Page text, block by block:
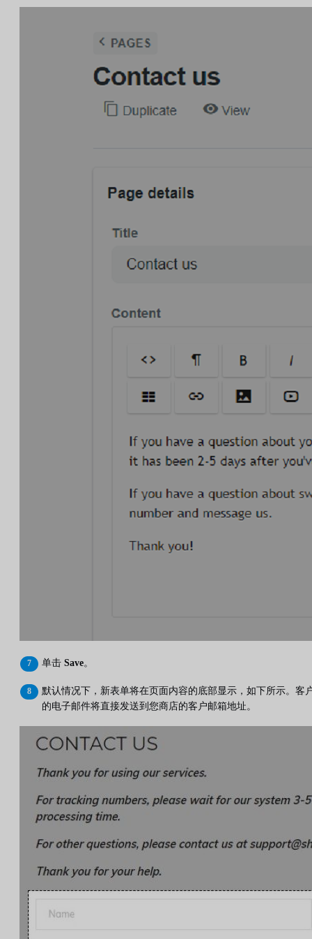
单击 Save。
默认情况下，新表单将在页面内容的底部显示，如下所示。客
的电子邮件将直接发送到您商店的客户邮箱地址。